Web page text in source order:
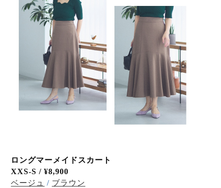
ロングマーメイドスカート
XXS-S /¥8,900
ベージュ
/ ブラウン